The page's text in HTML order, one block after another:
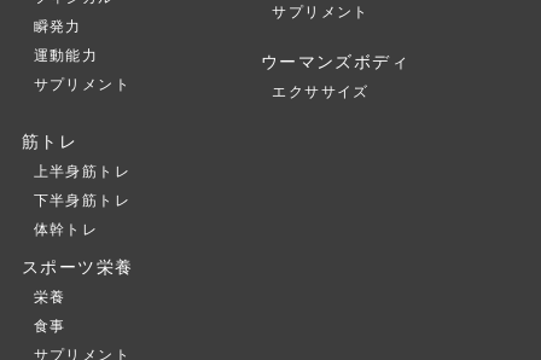
瞬発力
運動能力
サプリメント
サプリメント
ウーマンズボディ
エクササイズ
筋トレ
上半身筋トレ
下半身筋トレ
体幹トレ
スポーツ栄養
栄養
食事
サプリメント